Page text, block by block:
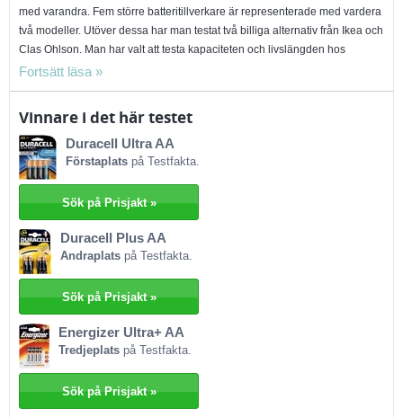
med varandra. Fem större batteritillverkare är representerade med vardera
två modeller. Utöver dessa har man testat två billiga alternativ från Ikea och
Clas Ohlson. Man har valt att testa kapaciteten och livslängden hos
batterierna. Däremot har man inte räknat in priset i slutbetyget. Detta gör att
Testvinnaren Duracell Ultra får höga betyg för sin kapacitet och livslängd.
Men batteriet är ett av testets dyraste och man kan köpa 9 st Ikea-batterier
för ett Duracell-batteri. Fördelen med Duracell-batteriet är att du inte
behöver byta ut det lika snabbt som billigare batterier. Två andra batterier
som får höga betyg är Duracell Plus och Energizer Ultra+. Dessa är något
billigare än testvinnaren, men jämfört mot lågprisbatterierna är de betydligt
dyrare.
De billiga batterierna från Clas Ohlson och Ikea får också bra betyg, men
kapacitetsmässigt rår de inte på testvinnaren. Ikea är testets billigaste
batteri och kostar endast 1,70 kr per batteri. Philips Powerlife är testets
förlorare och hamnar längst ned i listan. Förutom att det är testets sämsta
batteri är det också ett av de dyraste tillsammans med testvinnaren
Duracell Ultra, fyran Varta High Energy och femman Philips Extreme Life+.
Vinnare i det här testet
Duracell Ultra AA
Förstaplats på Testfakta.
Sök på Prisjakt »
Duracell Plus AA
Andraplats på Testfakta.
Sök på Prisjakt »
Energizer Ultra+ AA
Tredjeplats på Testfakta.
Sök på Prisjakt »